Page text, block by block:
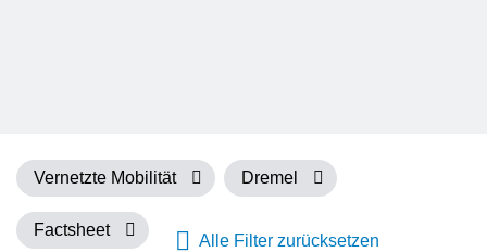
Vernetzte Mobilität Dremel
Factsheet
Alle Filter zurücksetzen